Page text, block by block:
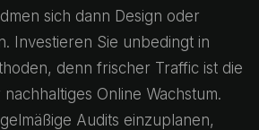
sich dann Design oder
Investieren Sie unbedingt in
denn frischer Traffic ist die
Online Wachstum.
Audits einzuplanen,